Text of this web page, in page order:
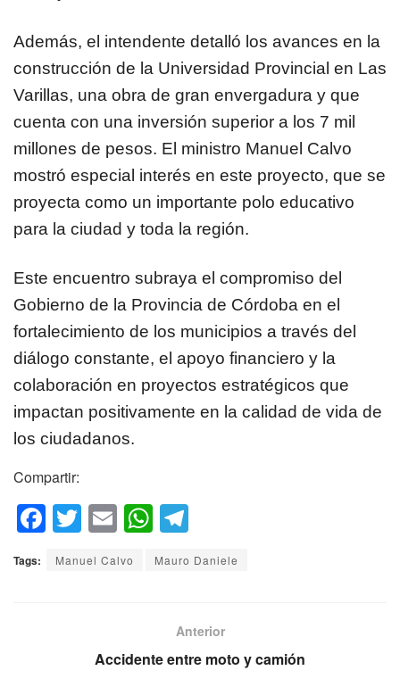
Además, el intendente detalló los avances en la
construcción de la Universidad Provincial en Las
Varillas, una obra de gran envergadura y que
cuenta con una inversión superior a los 7 mil
millones de pesos. El ministro Manuel Calvo
mostró especial interés en este proyecto, que se
proyecta como un importante polo educativo
para la ciudad y toda la región.
Este encuentro subraya el compromiso del
Gobierno de la Provincia de Córdoba en el
fortalecimiento de los municipios a través del
diálogo constante, el apoyo financiero y la
colaboración en proyectos estratégicos que
impactan positivamente en la calidad de vida de
los ciudadanos.
Compartir:
F
a
c
T
wi
tt
E
m
ail
W
h
at
p
el
e
a
m
Tags: Manuel Calvo Mauro Daniele
Anterior
Accidente entre moto y camión